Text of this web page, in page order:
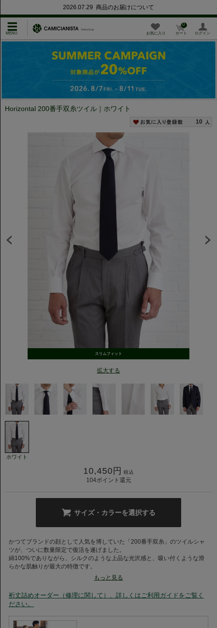
2026.07.29 商品のお届けについて
お気に入り カート
0
ログイン
Horizontal 200番手双糸ツイル｜ホワイト
10
スリムフィット
拡大する
ホワイト
10,450 円 税込
104ポイント還元
サイズ・カラーを選択する
かつてブランドの顔として人気を博していた「200番手双糸」のツイルシャ
ツが、ついに数量限定で復活を遂げました。
綿100%でありながら、シルクのような上品な光沢感と、吸い付くような滑
らかな肌触りが最大の特徴です。
ビジネスシーンにおいて、ワンランク上の品格を演出します。
◆ホリゾンタルカラー◆
襟開きがほぼ水平（180度）に近く、イタリアでも非常に人気の高い襟型で
す。
ネクタイ着用時： 襟元が美しく立ち上がり、立体的でシャープなVゾーンを
もっと見る
裄丈詰めオーダー（修理に関して）、詳しくはご利用ガイドをご覧く
ださい。